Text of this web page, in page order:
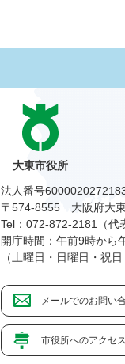
大東市役所
法人番号
〒574-8555 大阪府大
Tel：072-872-2181（代
開庁時間：午前9時から
（土曜日・日曜日・祝
メールでのお問い
市役所へのアクセス